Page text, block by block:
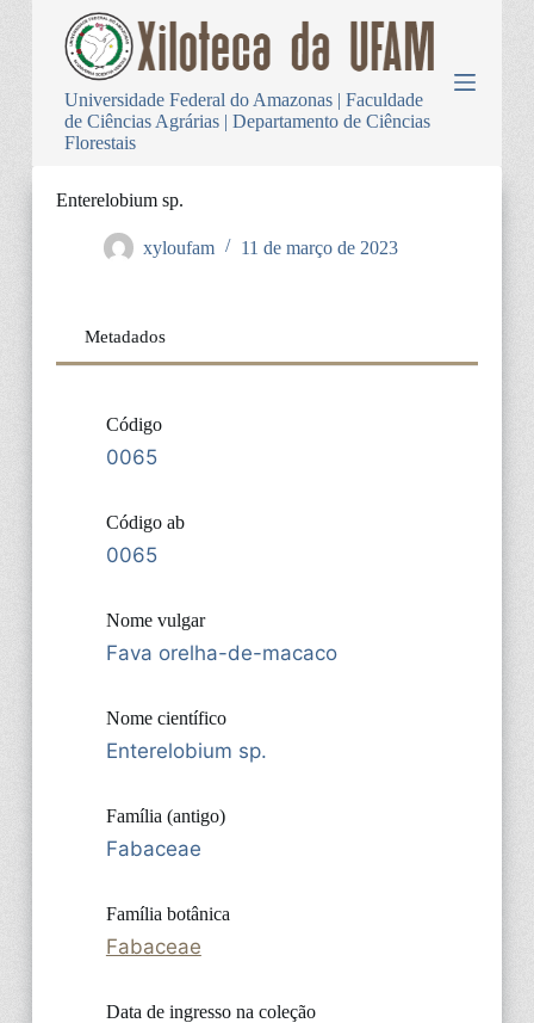
Universidade Federal do Amazonas | Faculdade
de Ciências Agrárias | Departamento de Ciências
Florestais
Enterelobium sp.
xyloufam 11 de março de 2023
Metadados
Código
0065
Código ab
0065
Nome vulgar
Fava orelha-de-macaco
Nome científico
Enterelobium sp.
Família (antigo)
Fabaceae
Família botânica
Fabaceae
Data de ingresso na coleção